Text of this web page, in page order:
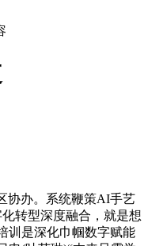
办。系统鞭策AI手艺
转型深度融合，就是想
训是深化巾帼数字赋能